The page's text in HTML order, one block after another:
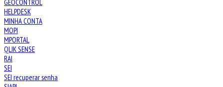
GEOCONTROL
HELPDESK
MINHA CONTA
MOPI
MPORTAL
QLIK SENSE
RAI
SEI
SEI recuperar senha